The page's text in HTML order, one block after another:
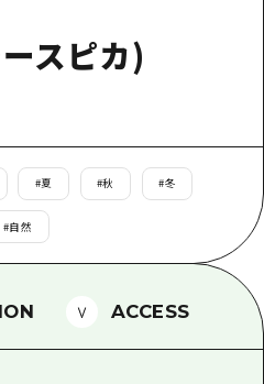
チケット
FREE Wi-Fi
る外国人旅行者向け情報一
アガイド
ルツーリズム
者の皆さま
スピカ)
#夏 #秋 #冬
#自然
ACCESS